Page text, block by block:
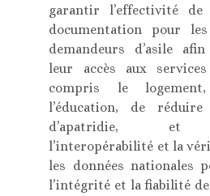
garantir l’effectivité de
documentation pour
demandeurs d’asile
leur accès aux
compris le
l’éducation, de
d’apatridie, et
l’interopérabilité et la
les données nationales
l’intégrité et la fiabilité